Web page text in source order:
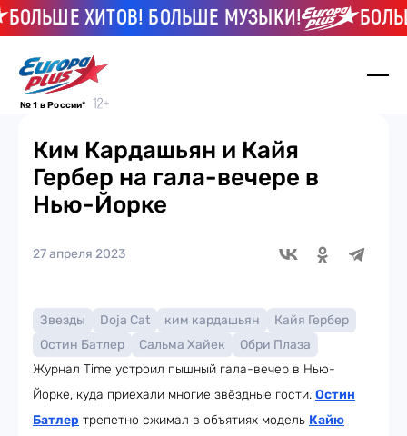
ХИТОВ! БОЛЬШЕ МУЗЫКИ! БОЛЬШЕ
№ 1 в России*
Ким Кардашьян и Кайя
Гербер на гала-вечере в
Нью-Йорке
27 апреля 2023
Звезды Doja Cat ким кардашьян
Кайя Гербер
Остин Батлер
Сальма Хайек
Обри Плаза
Журнал Time устроил пышный гала-вечер в Нью-
Йорке, куда приехали многие звёздные гости. Остин
Батлер трепетно сжимал в объятиях модель Кайю